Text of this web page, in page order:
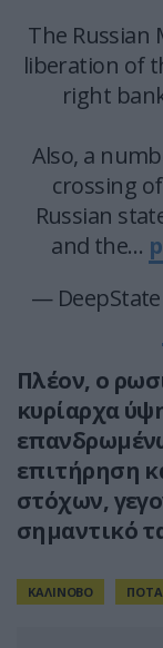
The
liberation of
right
Also, a
crossing
Russian
and the…
— DeepState
Πλέον, ο
κυρίαρχα
επιτήρηση
στόχων,
σημαντικό
ΚΑΛΙΝΟΒΟ